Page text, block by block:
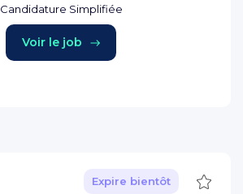
Candidature Simplifiée
Voir le job
Expire bientôt